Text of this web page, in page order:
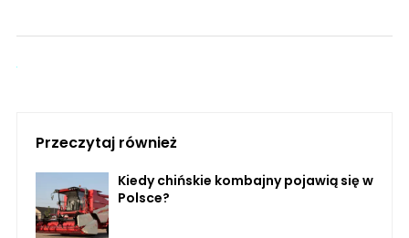
Przeczytaj również
Kiedy chińskie kombajny pojawią się w
Polsce?